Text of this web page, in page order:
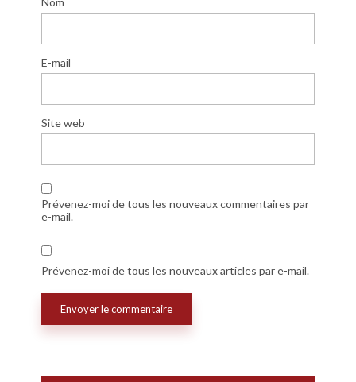
E-mail
Site web
Prévenez-moi de tous les nouveaux commentaires par
e-mail.
Prévenez-moi de tous les nouveaux articles par e-mail.